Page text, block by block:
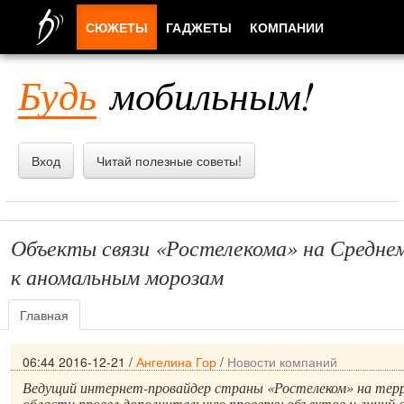
Будь мобильным!
Вход Читай полезные советы!
Объекты связи «Ростелекома» на
к аномальным морозам
Главная
06:44 2016-12-21 / Ангелина Гор / Новости компаний
Ведущий интернет-провайдер страны «Ростелеком» на
СЮЖЕТЫ ГАДЖЕТЫ КОМПАНИИ
ПРИЛОЖЕНИЯ